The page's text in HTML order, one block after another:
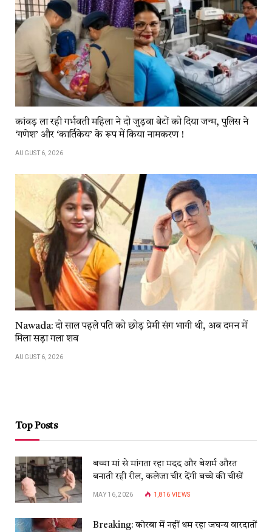
कांवड़​​ ला​​ रही​​ गर्भवती महिला ने दो जुड़वा बेटों को दिया जन्म, पुलिस ने
‘गणेश’ और ‘कार्तिकेय’ के रूप में किया नामकरण !
AUGUST 6, 2026
Nawada: दो साल पहले पति को छोड़ प्रेमी संग भागी थी, अब दमन में
मिला सड़ा गला शव
AUGUST 6, 2026
Top Posts
बच्चा मां से मांगता रहा मदद और बेशर्म औरत
बनाती रही रील, कलेजा चीर देंगी बच्चे की चीखें
MAY 16, 2026 1,816 VIEWS
Breaking: कोरबा में नहीं थम रहा जघन्य वारदातों